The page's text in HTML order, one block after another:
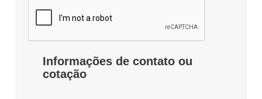
Informações de contato ou
cotação